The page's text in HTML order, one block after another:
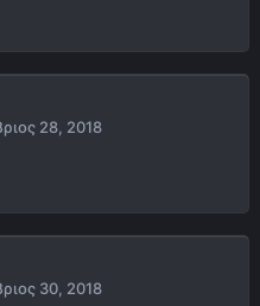
28, 2018
30, 2018